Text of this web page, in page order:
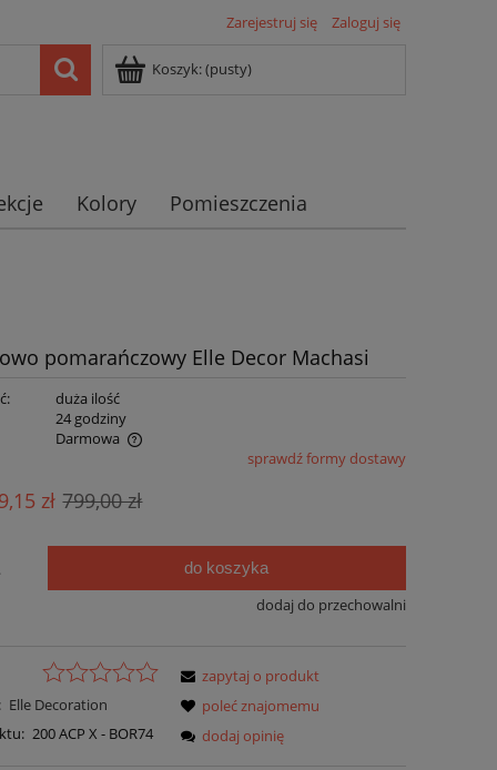
Zarejestruj się Zaloguj się
Koszyk:(pusty)
Kolory Pomieszczenia
pomarańczowy Elle Decor Machasi
duża ilość
24 godziny
Darmowa
sprawdź formy dostawy
zł 799,00 zł
do koszyka
dodaj do przechowalni
Elle Decoration
200 ACP X - BOR74
zapytaj o produkt
poleć znajomemu
dodaj opinię